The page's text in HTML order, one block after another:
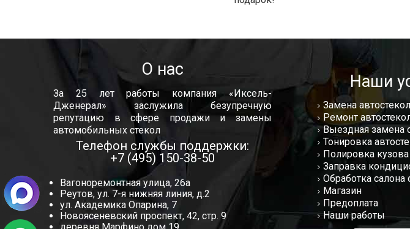
О нас
За 25 лет работы компания «Иксель-
Дженерал» заслужила безупречную
репутацию в сфере продажи и замены
автомобильных стекол
Телефон службы поддержки:
+7 (495) 150-38-50
Вагоноремонтная улица, 26а
Реутов, ул. 7-я нижняя линия, д.2
ул. Академика Опарина, 7
Новоясеневский проспект, 42, стр. 9
Наши
Замена автостекол
Ремонт
Выездная замена
Тонировка
Полировка кузова
Заправка
Обработка салона
Магазин
Предоплата
Наши работы